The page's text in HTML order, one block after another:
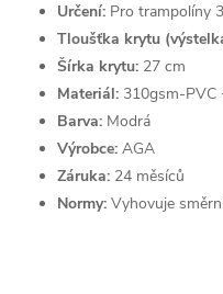
Určení: Pro trampolíny
Tloušťka krytu
Šírka krytu: 27 cm
Materiál: 310gsm-PVC
Barva: Modrá
Výrobce: AGA
Záruka: 24 měsíců
Normy: Vyhovuje